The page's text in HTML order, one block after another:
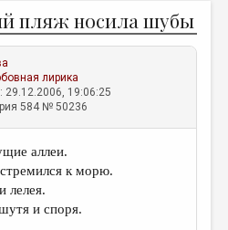
пляж носила шубы
лирика
29.12.2006, 19:06:25
584 № 50236
аллеи.
к морю.
лелея.
и споря.